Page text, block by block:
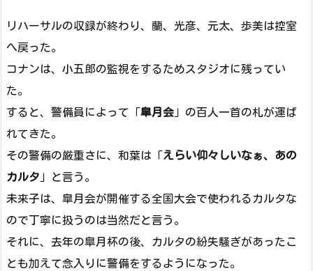
リハーサルの収録が終わり、蘭、光彦、元太、歩美は控室
へ戻った。
コナンは、小五郎の監視をするためスタジオに残ってい
た。
すると、警備員によって「皐月会 」の百人一首の札が運ば
れてきた。
その警備の厳重さに、和葉は「えらい仰々しいなぁ、あの
カルタ 」と言う。
未来子は、皐月会が開催する全国大会で使われるカルタな
ので丁寧に扱うのは当然だと言う。
それに、去年の皐月杯の後、カルタの紛失騒ぎがあったこ
とも加えて念入りに警備をするようになった。